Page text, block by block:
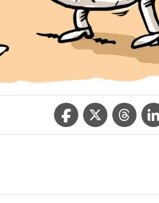
Facebook IconTwitter Icon
Threads